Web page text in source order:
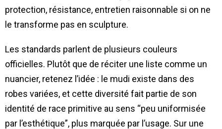
protection, résistance, entretien raisonnable si on ne
le transforme pas en sculpture.
Les standards parlent de plusieurs couleurs
officielles. Plutôt que de réciter une liste comme un
nuancier, retenez l’idée : le mudi existe dans des
robes variées, et cette diversité fait partie de son
identité de race primitive au sens “peu uniformisée
par l’esthétique”, plus marquée par l’usage. Sur une